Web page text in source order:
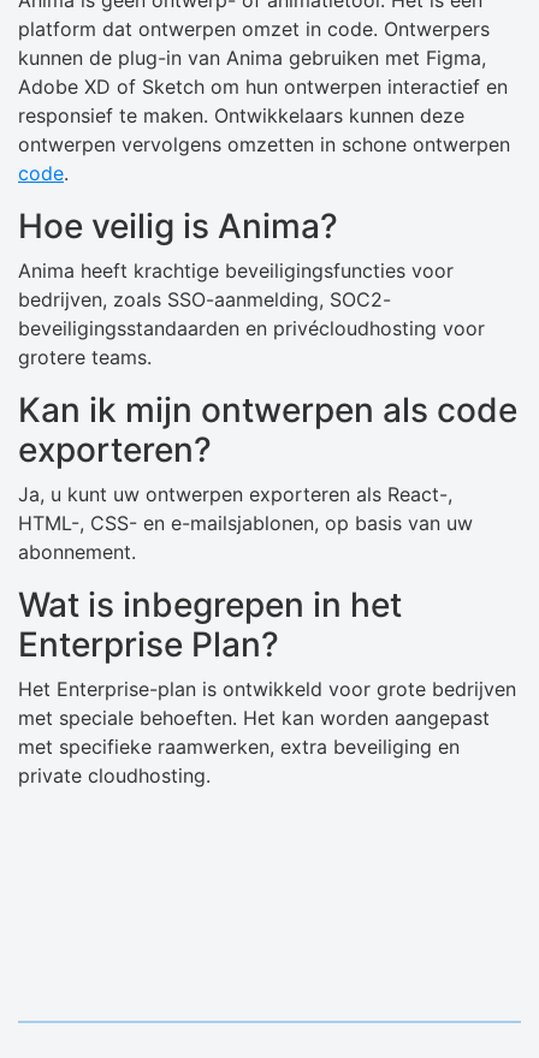
platform dat ontwerpen omzet in code. Ontwerpers
kunnen de plug-in van Anima gebruiken met Figma,
Adobe XD of Sketch om hun ontwerpen interactief en
responsief te maken. Ontwikkelaars kunnen deze
ontwerpen vervolgens omzetten in schone ontwerpen
code.
Hoe veilig is Anima?
Anima heeft krachtige beveiligingsfuncties voor
bedrijven, zoals SSO-aanmelding, SOC2-
beveiligingsstandaarden en privécloudhosting voor
grotere teams.
Kan ik mijn ontwerpen als code
exporteren?
Ja, u kunt uw ontwerpen exporteren als React-,
HTML-, CSS- en e-mailsjablonen, op basis van uw
abonnement.
Wat is inbegrepen in het
Enterprise Plan?
Het Enterprise-plan is ontwikkeld voor grote bedrijven
met speciale behoeften. Het kan worden aangepast
met specifieke raamwerken, extra beveiliging en
private cloudhosting.